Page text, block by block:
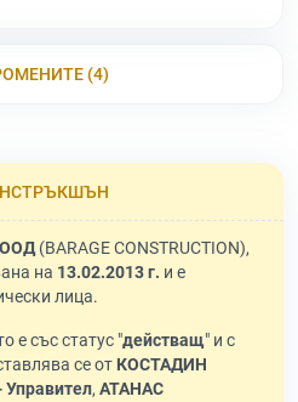
(4)
(BARAGE CONSTRUCTION),
на 13.02.2013 г. и е
лица.
е със статус "действащ" и с
се от КОСТАДИН
, АТАНАС